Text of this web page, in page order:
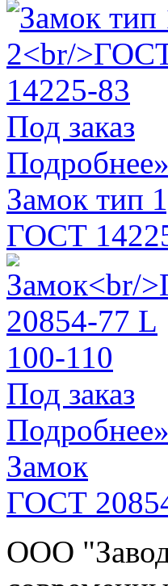
Под заказ
Подробнее»
Замок тип
ГОСТ
Под заказ
Подробнее»
Замок
ГОСТ
ООО "Завод